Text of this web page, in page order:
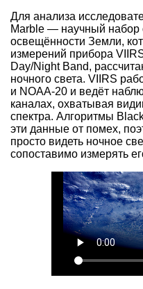
Для анализа
Marble — научный набор
освещённости Земли,
измерений прибора
Day/Night Band,
ночного света. VIIRS
и NOAA-20 и ведёт
каналах, охватывая
спектра. Алгоритмы
эти данные от помех,
просто видеть ночное
сопоставимо измерять